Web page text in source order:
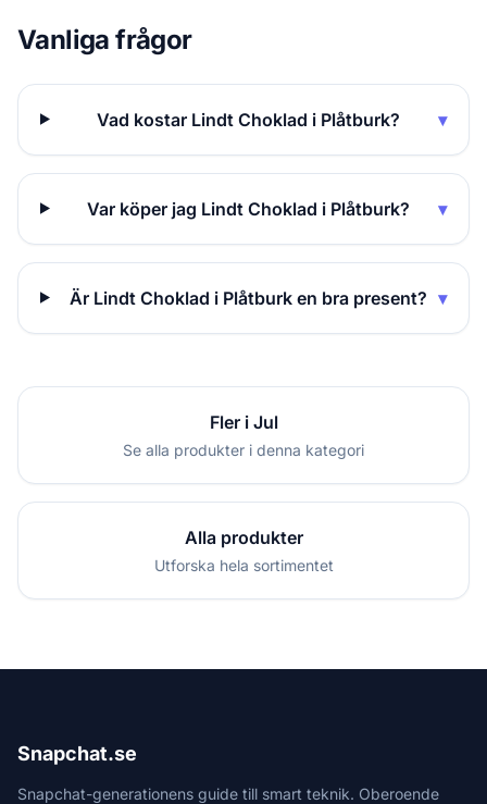
Vanliga frågor
Vad kostar Lindt Choklad i Plåtburk? ▾
Var köper jag Lindt Choklad i Plåtburk? ▾
Är Lindt Choklad i Plåtburk en bra present? ▾
Fler i Jul
Se alla produkter i denna kategori
Alla produkter
Utforska hela sortimentet
Snapchat.se
Snapchat-generationens guide till smart teknik. Oberoende